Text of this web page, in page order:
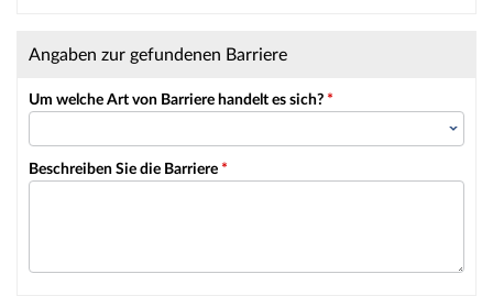
Angaben zur gefundenen Barriere
Um welche Art von Barriere handelt es sich? *
Beschreiben Sie die Barriere *